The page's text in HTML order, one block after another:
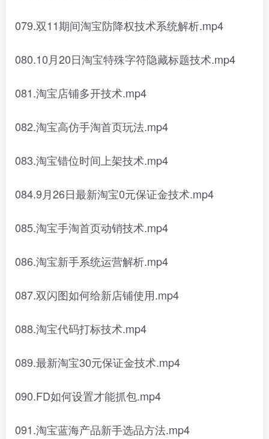
079.双11期间淘宝防降权技术系统解析.mp4
080.10月20日淘宝特殊字符隐藏标题技术.mp4
081.淘宝店铺多开技术.mp4
082.淘宝高仿手淘首页玩法.mp4
083.淘宝错位时间上架技术.mp4
084.9月26日最新淘宝0元保证金技术.mp4
085.淘宝手淘首页动销技术.mp4
086.淘宝新手系统运营解析.mp4
087.双闪图如何给新店铺使用.mp4
088.淘宝代码打标技术.mp4
089.最新淘宝30元保证金技术.mp4
090.FD如何设置才能抓包.mp4
091.淘宝蓝海产品新手选品方法.mp4